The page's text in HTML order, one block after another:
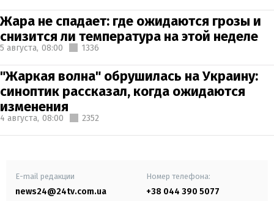
Жара не спадает: где ожидаются грозы и
снизится ли температура на этой неделе
5 августа, 08:00 1336
"Жаркая волна" обрушилась на Украину:
синоптик рассказал, когда ожидаются
изменения
4 августа, 08:00 2352
E-mail редакции
news24@24tv.com.ua
Номер телефона:
+38 044 390 5077